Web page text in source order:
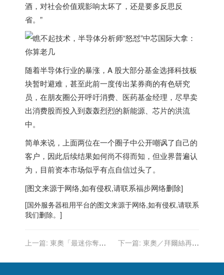
酒，对社会价值观影响太坏了，还是要多反思反
省。”
随着半导体行业的暴涨，A 股大部分基金选择科技板
块暂时避难，甚至此前一度传出某券商的有色研究
员，在朋友圈公开呼吁消费、医药基金经理，尽早卖
出消费股而投入到轰轰烈烈的新能源、芯片的洪流
中。
简单来说，上面两位在一个圈子中公开嘲讽了自己的
客户，因此后续结果如何尚不得而知，但业界普遍认
为，目前资本市场似乎有点自信过头了。
[图文来源于网络,如有侵权,请联系福步网络删除]
[国外服务器租用平台的图文来源于网络,如有侵权,请联系
我们删除。]
上一篇: 東奧「最迷你奪牌
動只是興趣
下一篇: 東奧／拜爾絲再度